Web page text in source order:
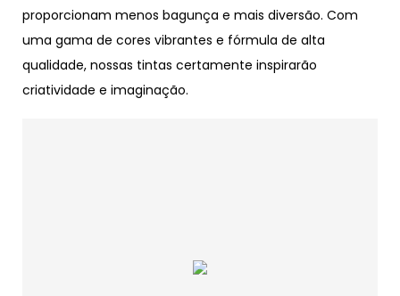
proporcionam menos bagunça e mais diversão. Com
uma gama de cores vibrantes e fórmula de alta
qualidade, nossas tintas certamente inspirarão
criatividade e imaginação.